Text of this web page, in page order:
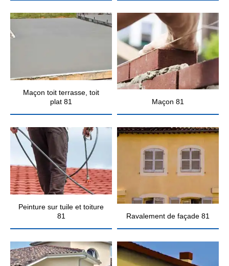
Maçon toit terrasse, toit
plat 81
Maçon 81
Peinture sur tuile et toiture
81
Ravalement de façade 81